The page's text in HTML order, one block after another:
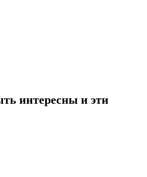
интересны и эти